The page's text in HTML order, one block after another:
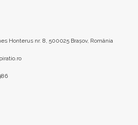
Honterus nr. 8, 500025 Brașov, România